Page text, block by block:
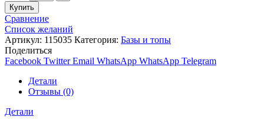
Купить
Сравнение
Список желаний
Артикул: 115035 Категория: Базы и топы
Поделиться
Facebook Twitter Email WhatsApp WhatsApp Telegram
Детали
Отзывы (0)
Детали